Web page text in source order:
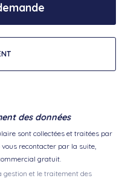
des données
sont collectées et traitées par
recontacter par la suite,
gratuit.
gestion et le traitement des